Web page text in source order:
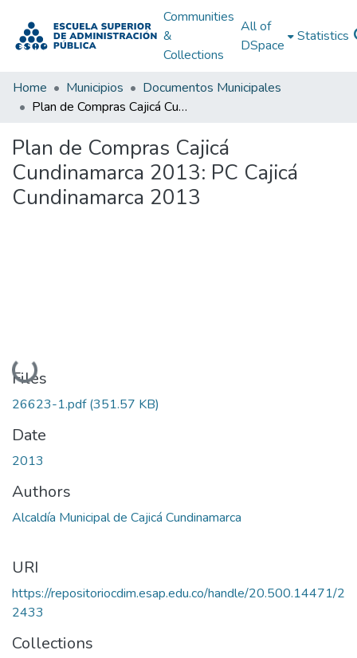
Communities
&
Collections
All of
DSpace
Statistics
Home Municipios
Documentos Municipales
Plan de Compras Cajicá Cundinamarca 2013: PC Cajicá Cundinamarca 2013
Plan de Compras Cajicá
Cundinamarca 2013: PC Cajicá
Cundinamarca 2013
Loading...
Files
26623-1.pdf(351.57 KB)
Date
2013
Authors
Alcaldía Municipal de Cajicá Cundinamarca
URI
https://repositoriocdim.esap.edu.co/handle/20.500.14471/2
2433
Collections